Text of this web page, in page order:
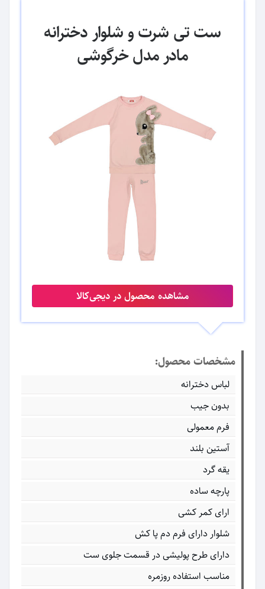
ست تی شرت و شلوار دخترانه
مادر مدل خرگوشی
مشاهده محصول در دیجی‌کالا
مشخصات محصول:
لباس دخترانه
بدون جیب
فرم معمولی
آستین بلند
یقه گرد
پارچه ساده
ارای کمر کشی
شلوار دارای فرم دم پا کش
دارای طرح پولیشی در قسمت جلوی ست
مناسب استفاده روزمره